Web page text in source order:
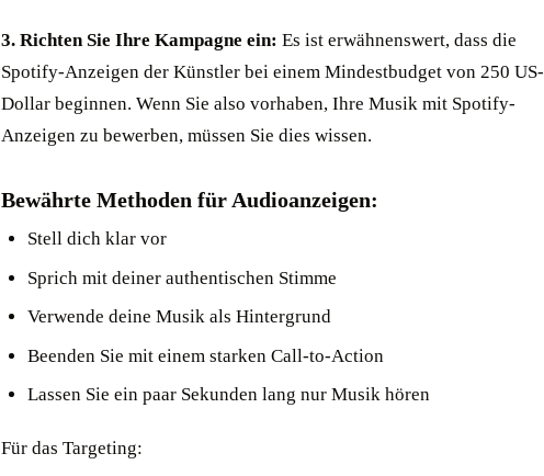
3. Richten Sie Ihre Kampagne ein: Es ist erwähnenswert, dass die
Spotify-Anzeigen der Künstler bei einem Mindestbudget von 250 US-
Dollar beginnen. Wenn Sie also vorhaben, Ihre Musik mit Spotify-
Anzeigen zu bewerben, müssen Sie dies wissen.
Bewährte Methoden für Audioanzeigen:
Stell dich klar vor
Sprich mit deiner authentischen Stimme
Verwende deine Musik als Hintergrund
Beenden Sie mit einem starken Call-to-Action
Lassen Sie ein paar Sekunden lang nur Musik hören
Für das Targeting: